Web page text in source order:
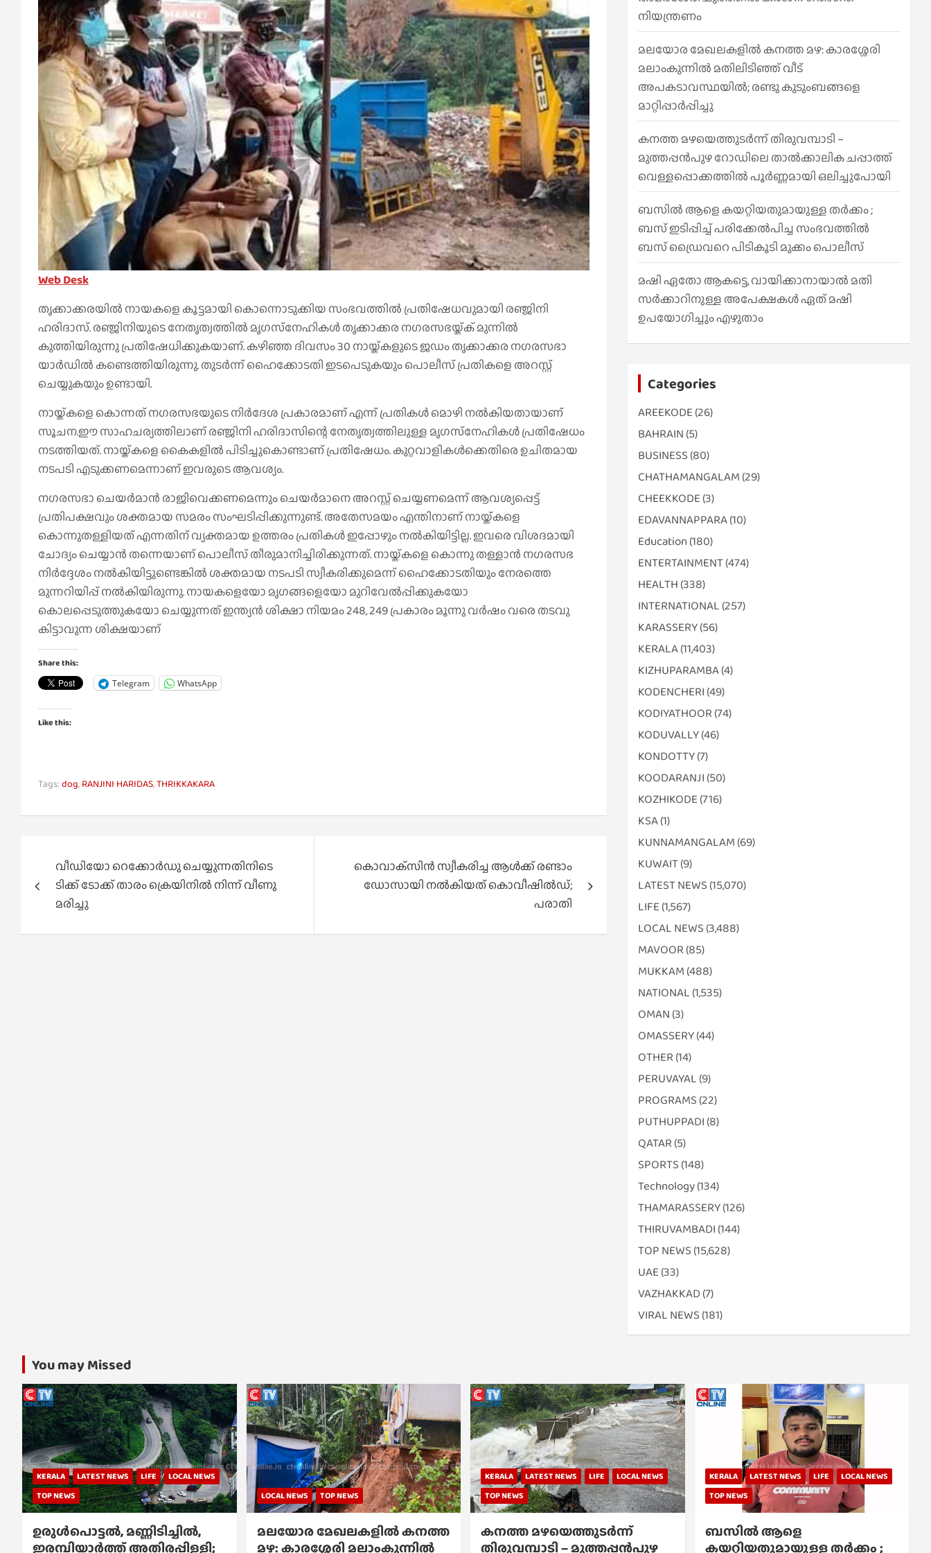
Web Desk
തൃക്കാക്കരയില്‍ നായകളെ കൂട്ടമായി കൊന്നൊടുക്കിയ സംഭവത്തില്‍ പ്രതിഷേധവുമായി രഞ്ജിനി
ഹരിദാസ്. രഞ്ജിനിയുടെ നേതൃത്വത്തില്‍ മൃഗസ്‌നേഹികള്‍ തൃക്കാക്കര നഗരസഭയ്ക്ക് മുന്നില്‍
കുത്തിയിരുന്നു പ്രതിഷേധിക്കുകയാണ്. കഴിഞ്ഞ ദിവസം 30 നായ്ക്കളുടെ ജഡം തൃക്കാക്കര നഗരസഭാ
യാര്‍ഡില്‍ കണ്ടെത്തിയിരുന്നു. തുടര്‍ന്ന് ഹൈക്കോടതി ഇടപെടുകയും പൊലീസ് പ്രതികളെ അറസ്റ്റ്
ചെയ്യുകയും ഉണ്ടായി.
നായ്ക്കളെ കൊന്നത് നഗരസഭയുടെ നിര്‍ദേശ പ്രകാരമാണ് എന്ന് പ്രതികള്‍ മൊഴി നല്‍കിയതായാണ്
സൂചന.ഈ സാഹചര്യത്തിലാണ് രഞ്ജിനി ഹരിദാസിന്റെ നേതൃത്വത്തിലുള്ള മൃഗസ്‌നേഹികള്‍ പ്രതിഷേധം
നടത്തിയത്. നായ്ക്കളെ കൈകളില്‍ പിടിച്ചുകൊണ്ടാണ് പ്രതിഷേധം. കുറ്റവാളികള്‍ക്കെതിരെ ഉചിതമായ
നടപടി എടുക്കണമെന്നാണ് ഇവരുടെ ആവശ്യം.
നഗരസഭാ ചെയര്‍മാന്‍ രാജിവെക്കണമെന്നും ചെയര്‍മാനെ അറസ്റ്റ് ചെയ്യണമെന്ന് ആവശ്യപ്പെട്ട്
പ്രതിപക്ഷവും ശക്തമായ സമരം സംഘടിപ്പിക്കുന്നുണ്ട്. അതേസമയം എന്തിനാണ് നായ്ക്കളെ
കൊന്നുതള്ളിയത് എന്നതിന് വ്യക്തമായ ഉത്തരം പ്രതികള്‍ ഇപ്പോഴും നല്‍കിയിട്ടില്ല. ഇവരെ വിശദമായി
ചോദ്യം ചെയ്യാന്‍ തന്നെയാണ് പൊലീസ് തീരുമാനിച്ചിരിക്കുന്നത്. നായ്ക്കളെ കൊന്നു തള്ളാന്‍ നഗരസഭ
നിര്‍ദ്ദേശം നല്‍കിയിട്ടുണ്ടെങ്കില്‍ ശക്തമായ നടപടി സ്വീകരിക്കുമെന്ന് ഹൈക്കോടതിയും നേരത്തെ
മുന്നറിയിപ്പ് നല്‍കിയിരുന്നു. നായകളെയോ മൃഗങ്ങളെയോ മുറിവേല്‍പ്പിക്കുകയോ
കൊലപ്പെടുത്തുകയോ ചെയ്യുന്നത് ഇന്ത്യന്‍ ശിക്ഷാ നിയമം 248, 249 പ്രകാരം മൂന്നു വര്‍ഷം വരെ തടവു
കിട്ടാവുന്ന ശിക്ഷയാണ്
Share this:
Telegram WhatsApp
Like this:
Tags: dog, RANJINI HARIDAS,THRIKKAKARA
navigation
വീഡിയോ റെക്കോര്‍ഡു ചെയ്യുന്നതിനിടെ
ടിക്ക് ടോക്ക് താരം ക്രെയിനില്‍ നിന്ന് വീണു
മരിച്ചു
കൊവാക്‌സിൻ സ്വീകരിച്ച ആൾക്ക് രണ്ടാം
ഡോസായി നൽകിയത് കൊവീഷിൽഡ്;
പരാതി
നിയന്ത്രണം
മലയോര മേഖലകളിൽ കനത്ത മഴ: കാരശ്ശേരി
മലാംകുന്നിൽ മതിലിടിഞ്ഞ് വീട്
അപകടാവസ്ഥയിൽ; രണ്ടു കുടുംബങ്ങളെ
മാറ്റിപ്പാർപ്പിച്ചു
കനത്ത മഴയെത്തുടർന്ന് തിരുവമ്പാടി –
മുത്തപ്പൻപുഴ റോഡിലെ താൽക്കാലിക ചപ്പാത്ത്
വെള്ളപ്പൊക്കത്തിൽ പൂർണ്ണമായി ഒലിച്ചുപോയി
ബസിൽ ആളെ കയറ്റിയതുമായുള്ള തർക്കം ;
ബസ് ഇടിപ്പിച്ച് പരിക്കേൽപിച്ച സംഭവത്തിൽ
ബസ് ഡ്രൈവറെ പിടികൂടി മുക്കം പൊലീസ്
മഷി ഏതോ ആകട്ടെ, വായിക്കാനായാൽ മതി​
സർക്കാറിനുള്ള അപേക്ഷകൾ ഏത് മഷി
ഉപയോഗിച്ചും എഴുതാം
Categories
AREEKODE (26)
BAHRAIN (5)
BUSINESS (80)
CHATHAMANGALAM (29)
CHEEKKODE (3)
EDAVANNAPPARA(10)
Education (180)
ENTERTAINMENT(474)
HEALTH (338)
INTERNATIONAL (257)
KARASSERY(56)
KERALA(11,403)
KIZHUPARAMBA(4)
KODENCHERI (49)
KODIYATHOOR (74)
KODUVALLY(46)
KONDOTTY(7)
KOODARANJI (50)
KOZHIKODE (716)
KSA(1)
KUNNAMANGALAM (69)
KUWAIT(9)
LATEST NEWS (15,070)
LIFE (1,567)
LOCAL NEWS (3,488)
MAVOOR (85)
MUKKAM (488)
NATIONAL (1,535)
OMAN (3)
OMASSERY(44)
OTHER (14)
PERUVAYAL (9)
PROGRAMS (22)
PUTHUPPADI (8)
QATAR (5)
SPORTS (148)
Technology(134)
THAMARASSERY(126)
THIRUVAMBADI (144)
TOP NEWS (15,628)
UAE (33)
VAZHAKKAD(7)
VIRAL NEWS (181)
You may Missed
KERALA LATEST NEWS LIFE
LOCAL NEWS
TOP NEWS
ഉരുൾപൊട്ടൽ, മണ്ണിടിച്ചിൽ,
ഇരമ്പിയാര്‍ത്ത് അതിരപ്പിള്ളി;
LOCAL NEWS TOP NEWS
മലയോര മേഖലകളിൽ കനത്ത
മഴ: കാരശ്ശേരി മലാംകുന്നിൽ
KERALA LATEST NEWS LIFE
LOCAL NEWS
TOP NEWS
കനത്ത മഴയെത്തുടർന്ന്
തിരുവമ്പാടി – മുത്തപ്പൻപുഴ
KERALA LATEST NEWS LIFE
LOCAL NEWS
TOP NEWS
ബസിൽ ആളെ
കയറ്റിയതുമായുള്ള തർക്കം ;